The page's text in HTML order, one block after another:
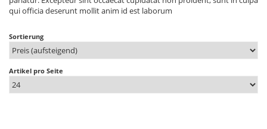
qui officia deserunt mollit anim id est laborum
Sortierung
Artikel pro Seite